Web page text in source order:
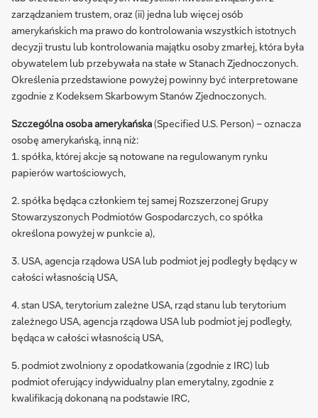
zarządzaniem trustem, oraz (ii) jedna lub więcej osób
amerykańskich ma prawo do kontrolowania wszystkich istotnych
decyzji trustu lub kontrolowania majątku osoby zmarłej, która była
obywatelem lub przebywała na stałe w Stanach Zjednoczonych.
Określenia przedstawione powyżej powinny być interpretowane
zgodnie z Kodeksem Skarbowym Stanów Zjednoczonych.
Szczególna osoba amerykańska(Specified U.S. Person) – oznacza
osobę amerykańską, inną niż:
1. spółka, której akcje są notowane na regulowanym rynku
papierów wartościowych,
2. spółka będąca członkiem tej samej Rozszerzonej Grupy
Stowarzyszonych Podmiotów Gospodarczych, co spółka
określona powyżej w punkcie a),
3. USA, agencja rządowa USA lub podmiot jej podległy będący w
całości własnością USA,
4. stan USA, terytorium zależne USA, rząd stanu lub terytorium
zależnego USA, agencja rządowa USA lub podmiot jej podległy,
będąca w całości własnością USA,
5. podmiot zwolniony z opodatkowania (zgodnie z IRC) lub
podmiot oferujący indywidualny plan emerytalny, zgodnie z
kwalifikacją dokonaną na podstawie IRC,